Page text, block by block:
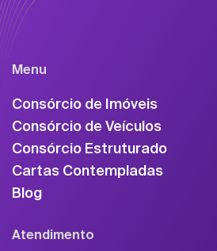
Menu
Consórcio de Imóveis
Consórcio de Veículos
Consórcio Estruturado
Cartas Contempladas
Blog
Atendimento